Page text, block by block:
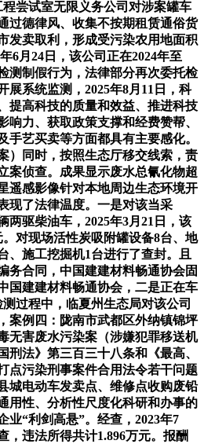
尝试室无限义务公司对涉案罐车
过德律风、收集不按期租赁通俗货
发卖取利，形成受污染农用地面积
6月24日，该公司正在2024年至
测制假行为，法律部分再次委托检
展系统监测，2025年8月11日，科
提高科技的质量和效益、推进科技
响力、获取政策支撑和经费赞帮、
手艺买卖等方面都具有主要感化。
）同时，按照生态厅移交线索，责
案侦查。成果显示废水总氰化物超
遥感影像针对本地周边生态环境开
现了法律温度。一是对该当采
两驱柴油车，2025年3月21日，该
对现场活性炭吸附罐设备8台、地
、施工挖掘机1台进行了查封。且
务合同，中国建建材料畅通协会固
国建建材料畅通协会，二是正在车
过程中，临夏州生态局对该公司
案例四：陇南市武都区外纳镇锦坪
无害废水污染案（涉嫌犯罪移送机
刑法》第三百三十八条和《最高、
点污染刑事案件合用法令若干问题
城电动车发卖点、维修点收购废铅
用性、分析性尺度化科研和办事的
业“利剑高悬”。经查，2023年7
，违法所得共计1.896万元。报酬